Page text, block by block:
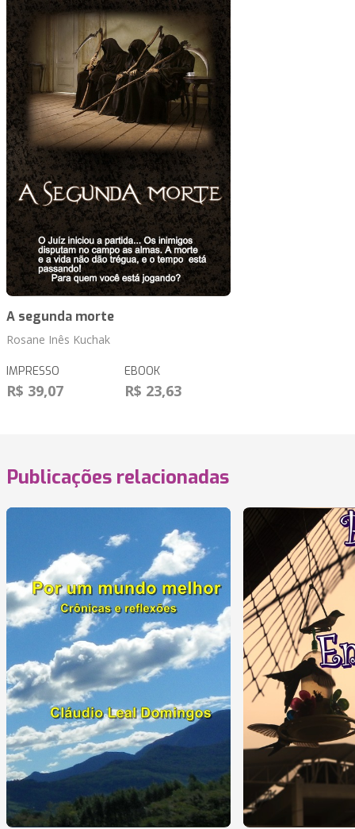
A segunda morte
Rosane Inês Kuchak
IMPRESSO
R$ 39,07
EBOOK
R$ 23,63
Publicações relacionadas